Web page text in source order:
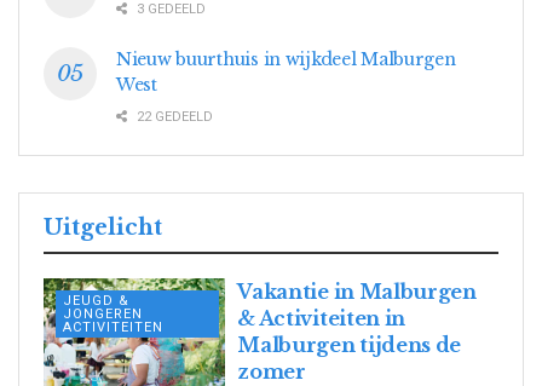
3 GEDEELD
Nieuw buurthuis in wijkdeel Malburgen
West
22 GEDEELD
Uitgelicht
JEUGD &
JONGEREN
ACTIVITEITEN
Vakantie in Malburgen
& Activiteiten in
Malburgen tijdens de
zomer